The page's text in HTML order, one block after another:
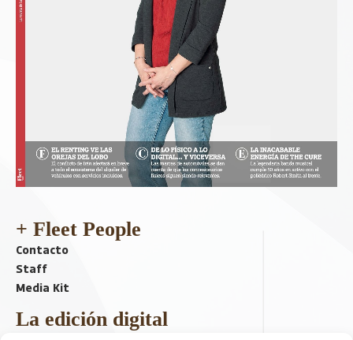
+ Fleet People
Contacto
Staff
Media Kit
La edición digital